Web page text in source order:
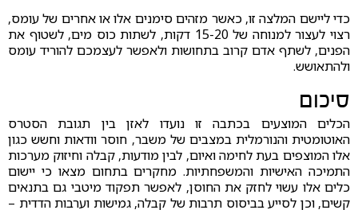
כדי ליישם המלצה זו, כאשר מזהים סימנים אלו או אחרים של עומס,
רצוי לעצור למנוחה של 15-20 דקות, לשתות כוס מים, לשטוף את
הפנים, לשתף אדם קרוב בתחושות ולאפשר לעצמכם להוריד עומס
ולהתאושש.
סיכום
הכלים המוצעים בכתבה זו נועדו לאזן בין תגובת הסטרס
האוטומטית והנורמלית במצבים של משבר, חוסר וודאות וחשש כגון
אלו המוצפים בעת לחימה ואיום, לבין מודעות, קבלה וחיזוק מערכות
התמיכה האישיות והמשפחתיות. מחקרים בתחום מצאו כי יישום
כלים אלו עשוי לחזק את החוסן, לאפשר תפקוד מיטבי גם בתנאים
קשים, וכן לסייע בביסוס תרבות של קבלה, גמישות וערבות הדדית –